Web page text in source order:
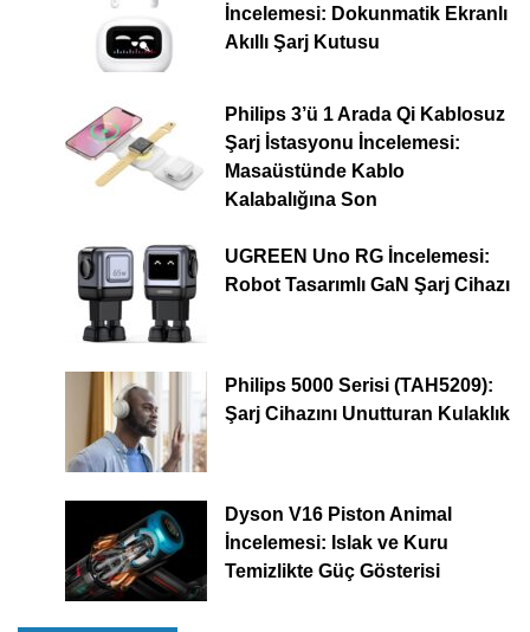
İncelemesi: Dokunmatik Ekranlı
Akıllı Şarj Kutusu
Philips 3’ü 1 Arada Qi Kablosuz
Şarj İstasyonu İncelemesi:
Masaüstünde Kablo
Kalabalığına Son
UGREEN Uno RG İncelemesi:
Robot Tasarımlı GaN Şarj Cihazı
Philips 5000 Serisi (TAH5209):
Şarj Cihazını Unutturan Kulaklık
Dyson V16 Piston Animal
İncelemesi: Islak ve Kuru
Temizlikte Güç Gösterisi